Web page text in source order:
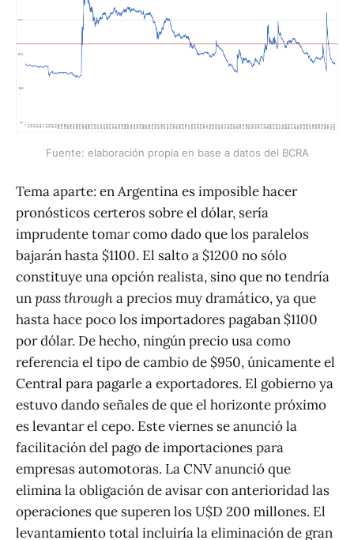
Fuente: elaboración propia en base a datos del BCRA
Tema aparte: en Argentina es imposible hacer
pronósticos certeros sobre el dólar, sería
imprudente tomar como dado que los paralelos
bajarán hasta $1100. El salto a $1200 no sólo
constituye una opción realista, sino que no tendría
unpass througha precios muy dramático, ya que
hasta hace poco los importadores pagaban $1100
por dólar. De hecho, ningún precio usa como
referencia el tipo de cambio de $950, únicamente el
Central para pagarle a exportadores. El gobierno ya
estuvo dando señales de que el horizonte próximo
es levantar el cepo. Este viernes se anunció la
facilitación del pago de importaciones para
empresas automotoras. La CNV anunció que
elimina la obligación de avisar con anterioridad las
operaciones que superen los U$D 200 millones. El
levantamiento total incluiría la eliminación de gran